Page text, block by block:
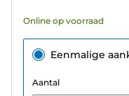
beoordelingen
Online op voorraad
Eenmalige
Aantal